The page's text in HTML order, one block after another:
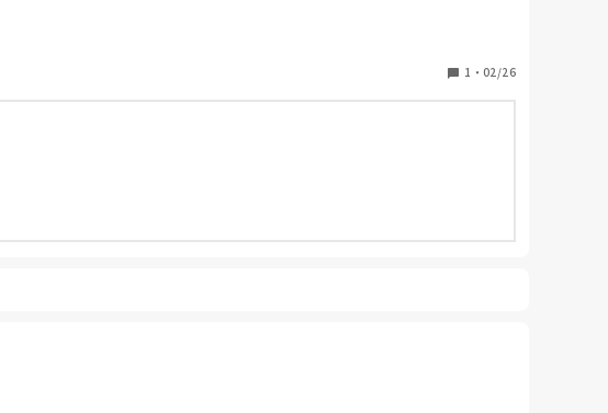
と。
ればそんなことを言ってないと言われたらそれまで…ってかんじだ
ら支給条件は就業規則を見て確認しておいた方がいいとのアドバイス
1 ・ 02/26